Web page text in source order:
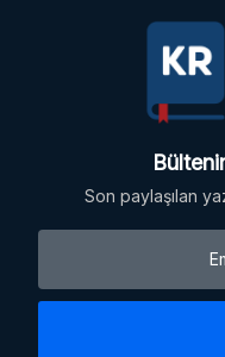
Son paylaşılan